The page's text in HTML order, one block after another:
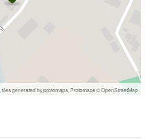
tiles generated by protomaps Protomaps©OpenStreetMap